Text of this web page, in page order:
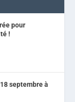
pour
!
septembre à